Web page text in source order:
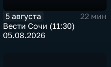
5 августа
22 мин
Вести Сочи (11:30)
05.08.2026